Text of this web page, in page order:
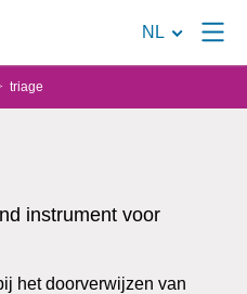
Naar
de
NL
triage
instrument voor
het doorverwijzen van